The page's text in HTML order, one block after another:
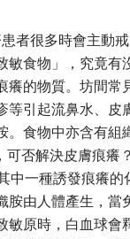
患者很多時會主動
敏食物」，究竟有
癢的物質。坊間常
等引起流鼻水、皮
。食物中亦含有組
可否解決皮膚痕癢
中一種誘發痕癢的
胺由人體產生，當
敏原時，白血球會